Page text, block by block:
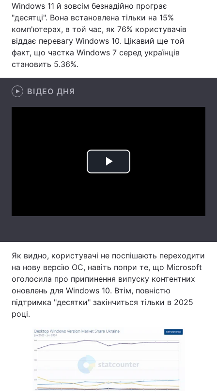
Екологія Регіони
Лонгріди
Відео з Youtube Статті
Windows 11 й зовсім безнадійно програє
"десятці". Вона встановлена тільки на 15%
комп'ютерах, в той час, як 76% користувачів
віддає перевагу Windows 10. Цікавий ще той
факт, що частка Windows 7 серед українців
становить 5.36%.
ВІДЕО ДНЯ
Play
Як видно, користувачі не поспішають переходити
на нову версію ОС, навіть попри те, що Microsoft
оголосила про припинення випуску контентних
оновлень для Windows 10. Втім, повністю
підтримка "десятки" закінчиться тільки в 2025
році.